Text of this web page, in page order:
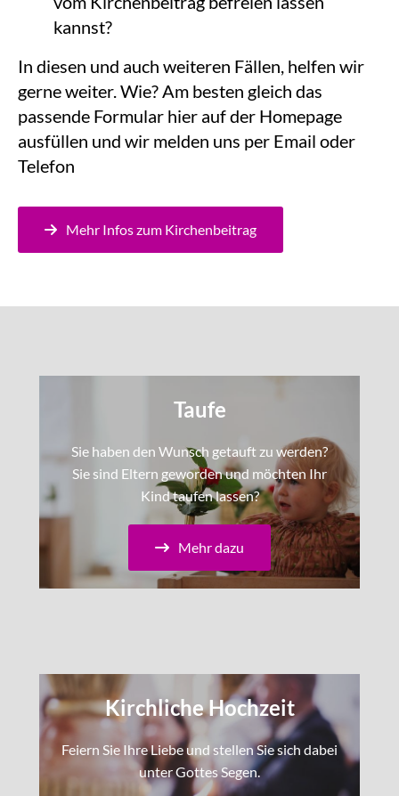
kannst?
In diesen und auch weiteren Fällen, helfen wir
gerne weiter. Wie? Am besten gleich das
passende Formular hier auf der Homepage
ausfüllen und wir melden uns per Email oder
Telefon
Mehr Infos zum Kirchenbeitrag
Taufe
Sie haben den Wunsch getauft zu werden?
Sie sind Eltern geworden und möchten Ihr
Kind taufen lassen?
Mehr dazu
Kirchliche Hochzeit
Feiern Sie Ihre Liebe und stellen Sie sich dabei
unter Gottes Segen.